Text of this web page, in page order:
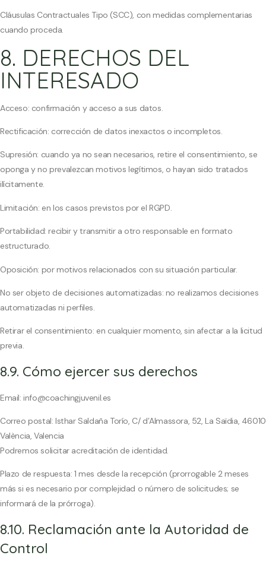
Cláusulas Contractuales Tipo (SCC), con medidas complementarias
cuando proceda.
8. DERECHOS DEL
INTERESADO
Acceso: confirmación y acceso a sus datos.
Rectificación: corrección de datos inexactos o incompletos.
Supresión: cuando ya no sean necesarios, retire el consentimiento, se
oponga y no prevalezcan motivos legítimos, o hayan sido tratados
ilícitamente.
Limitación: en los casos previstos por el RGPD.
Portabilidad: recibir y transmitir a otro responsable en formato
estructurado.
Oposición: por motivos relacionados con su situación particular.
No ser objeto de decisiones automatizadas: no realizamos decisiones
automatizadas ni perfiles.
Retirar el consentimiento: en cualquier momento, sin afectar a la licitud
previa.
8.9. Cómo ejercer sus derechos
Email: info@coachingjuvenil.es
Correo postal: Isthar Saldaña Torío, C/ d’Almassora, 52, La Saïdia, 46010
València, Valencia
Podremos solicitar acreditación de identidad.
Plazo de respuesta: 1 mes desde la recepción (prorrogable 2 meses
más si es necesario por complejidad o número de solicitudes; se
informará de la prórroga).
8.10. Reclamación ante la Autoridad de
Control